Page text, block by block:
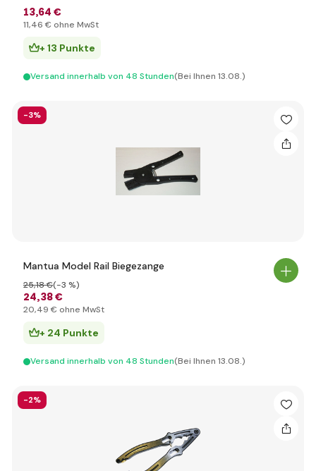
13,64 €
11,46 € ohne MwSt
+ 13 Punkte
Versand innerhalb von 48 Stunden(Bei Ihnen 13.08.)
-3%
Mantua Model Rail Biegezange
24,38 €
25,18 €(-3 %)
20,49 € ohne MwSt
+ 24 Punkte
Versand innerhalb von 48 Stunden(Bei Ihnen 13.08.)
-2%